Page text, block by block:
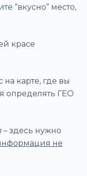
“вкусно” место,
красе
карте, где вы
определять ГЕО
– здесь нужно
не